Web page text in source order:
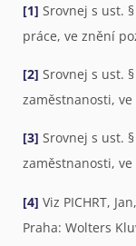
[1] Srovnej s ust.
práce, ve znění
[2] Srovnej s ust.
zaměstnanosti,
[3] Srovnej s ust.
zaměstnanosti,
[4] Viz PICHRT,
Praha: Wolters